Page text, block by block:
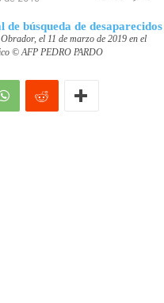
el 11 de marzo de 2019 en el
© AFP PEDRO PARDO